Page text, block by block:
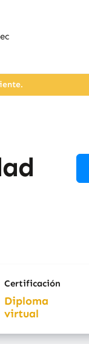
Certificación
Diploma
virtual